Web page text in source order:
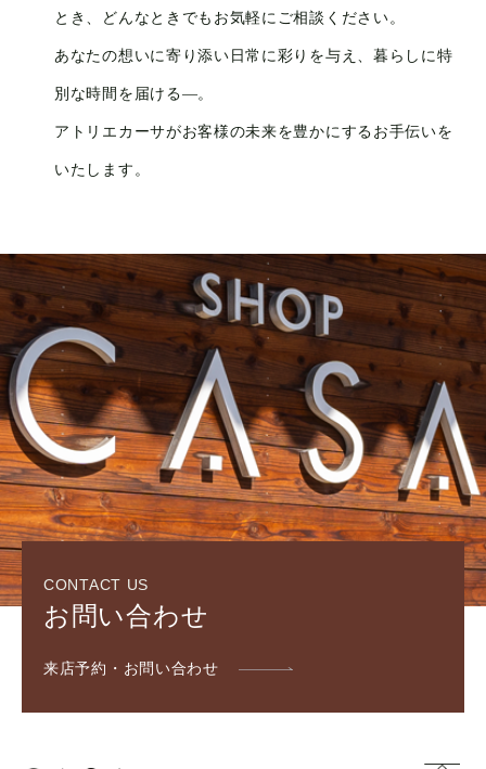
とき、どんなときでもお気軽にご相談ください。
あなたの想いに寄り添い日常に彩りを与え、暮らしに特
別な時間を届ける—。
アトリエカーサがお客様の未来を豊かにするお手伝いを
いたします。
CONTACT US
お問い合わせ
来店予約・お問い合わせ